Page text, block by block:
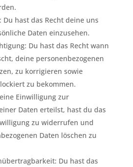
hast das Recht deine uns
Daten einzusehen.
Du hast das Recht wann
deine personenbezogenen
zu korrigieren sowie
zu bekommen.
Einwilligung zur
Daten erteilst, hast du das
zu widerrufen und
Daten löschen zu
Du hast das